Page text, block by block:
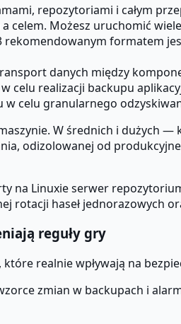
repozytoriami i całym
celem. Możesz uruchomić
formatem
danych między
celu realizacji backupu
celu granularnego
W średnich i dużych
odizolowanej od
na Linuxie serwer
rotacji haseł jednorazowych
reguły gry
realnie wpływają na
zmian w backupach i